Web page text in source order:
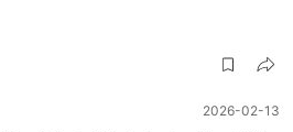
2026-02-13